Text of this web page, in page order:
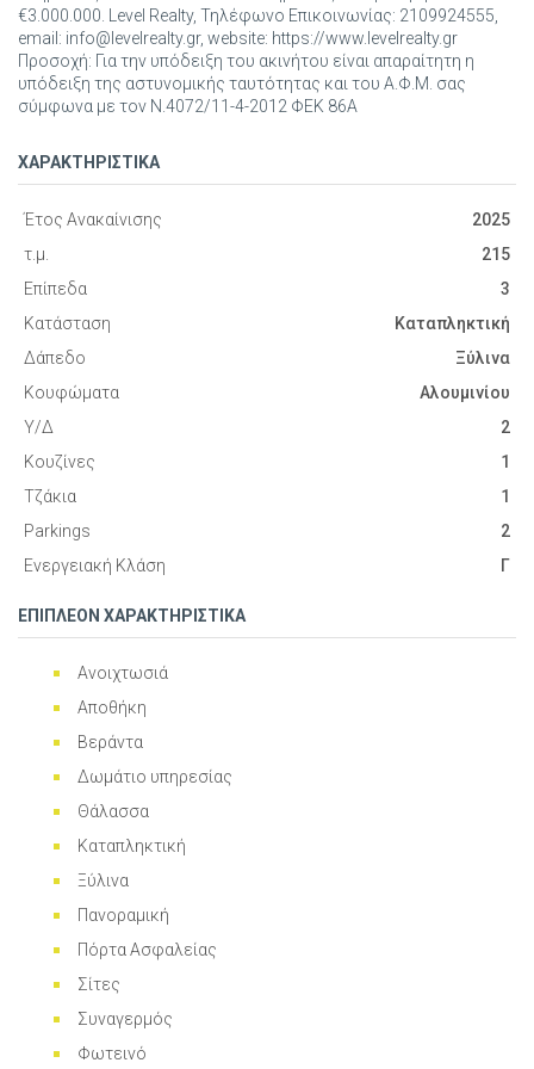
€3.000.000. Level Realty, Τηλέφωνο Επικοινωνίας: 2109924555,
email: info@levelrealty.gr, website: https://www.levelrealty.gr
Προσοχή: Για την υπόδειξη του ακινήτου είναι απαραίτητη η
υπόδειξη της αστυνομικής ταυτότητας και του Α.Φ.Μ. σας
σύμφωνα με τον Ν.4072/11-4-2012 ΦΕΚ 86Α
ΧΑΡΑΚΤΗΡΙΣΤΙΚΑ
Έτος Ανακαίνισης
2025
τ.μ.
215
Επίπεδα
3
Κατάσταση
Καταπληκτική
Δάπεδο
Ξύλινα
Κουφώματα
Αλουμινίου
Υ/Δ
2
Κουζίνες
1
Τζάκια
1
Parkings
2
Ενεργειακή Κλάση
Γ
ΕΠΙΠΛΕΟΝ ΧΑΡΑΚΤΗΡΙΣΤΙΚΑ
Ανοιχτωσιά
Αποθήκη
Βεράντα
Δωμάτιο υπηρεσίας
Θάλασσα
Καταπληκτική
Ξύλινα
Πανοραμική
Πόρτα Ασφαλείας
Σίτες
Συναγερμός
Φωτεινό